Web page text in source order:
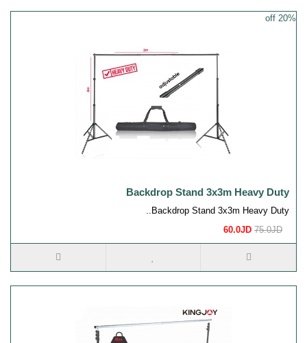
20% off
Backdrop Stand 3x3m Heavy Duty
Backdrop Stand 3x3m Heavy Duty..
60.0JD 75.0JD